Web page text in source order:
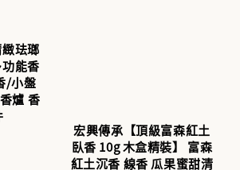
緻珐瑯
能香
/小盤
爐 香
宏興傳承【頂級富森紅土
臥香 10g 木盒精裝】 富森
紅土沉香 線香 瓜果蜜甜清